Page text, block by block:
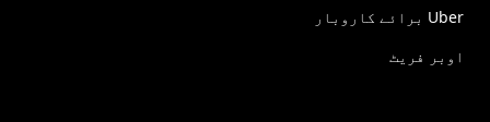
Uber برائے کاروبار
اوبر فریٹ